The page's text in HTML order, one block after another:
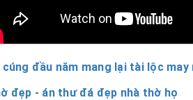
đầu năm mang lại tài lộc may
đẹp - án thư đá đẹp nhà thờ họ